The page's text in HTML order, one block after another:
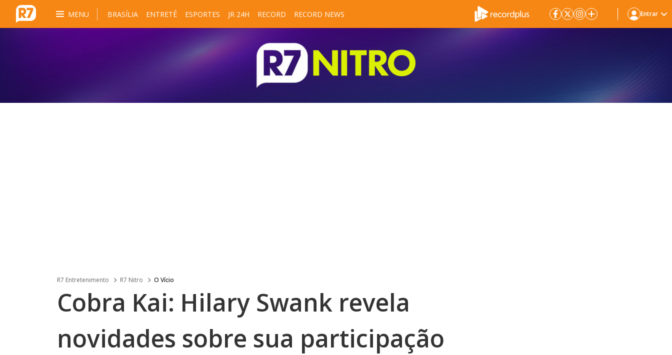
MENU BRASÍLIA ENTRETÊ ESPORTES JR 24H RECORD RECORD NEWS Entrar
R7 Entretenimento R7 Nitro O Vício
Cobra Kai: Hilary Swank revela
novidades sobre sua participação